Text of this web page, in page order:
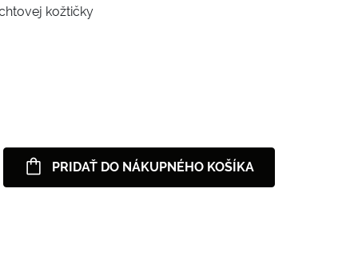
kožtičky
PRIDAŤ DO NÁKUPNÉHO KOŠÍKA